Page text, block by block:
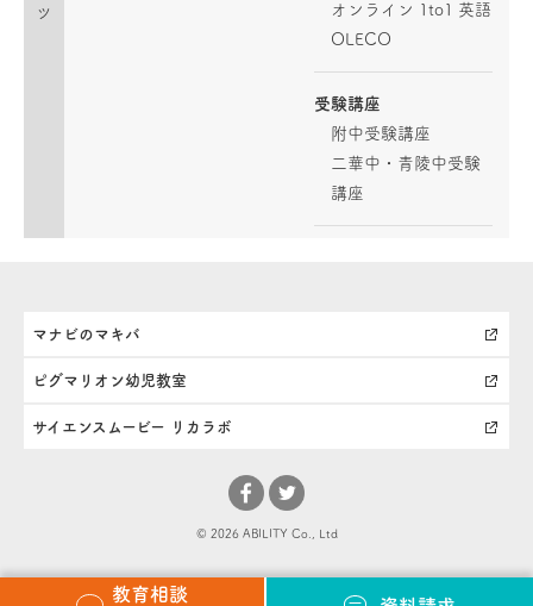
ツ
オンライン 1to1 英語
OLECO
受験講座
附中受験講座
二華中・青陵中受験
講座
マナビのマキバ
ピグマリオン幼児教室
サイエンスムービー リカラボ
© 2026 ABILITY Co., Ltd
教育相談